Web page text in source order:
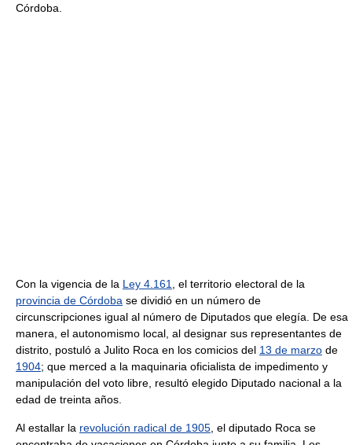
Córdoba.
Con la vigencia de la Ley 4.161
, el territorio electoral de la
provincia de Córdoba se dividió en un número de
circunscripciones igual al número de Diputados que elegía. De esa
manera, el autonomismo local, al designar sus representantes de
distrito, postuló a Julito Roca en los comicios del 13 de marzo de
1904; que merced a la maquinaria oficialista de impedimento y
manipulación del voto libre, resultó elegido Diputado nacional a la
edad de treinta años.
Al estallar la revolución radical de 1905 , el diputado Roca se